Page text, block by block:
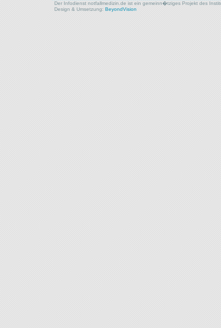
Der Infodienst notfallmedizin.de ist ein gemeinn�tziges Projekt des
Design & Umsetzung: BeyondVision